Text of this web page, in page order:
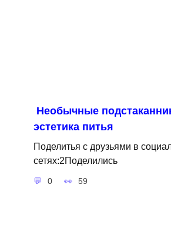
Необычные
эстетика питья
Поделитья с друзьями в
сетях:2Поделились
0 59